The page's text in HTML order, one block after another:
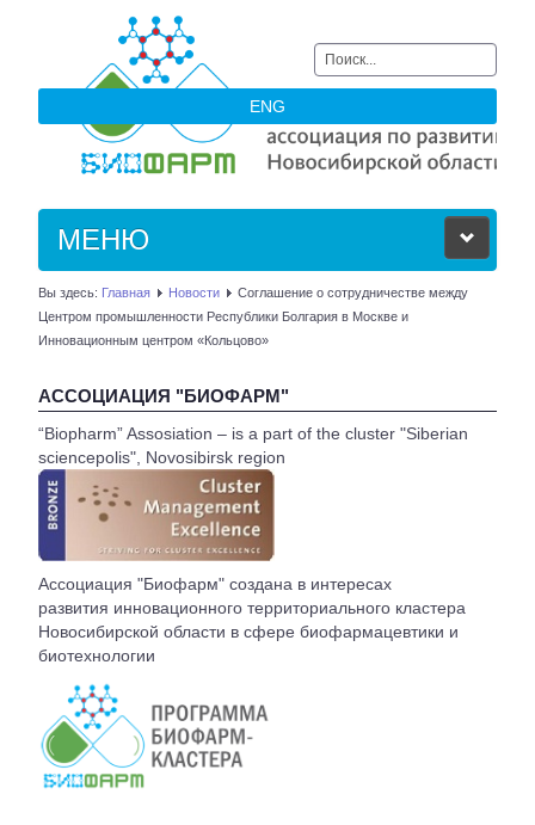
Искать...
ENG
МЕНЮ
ОБ АССОЦИАЦИИ
НОВОСТИ
АКТУАЛЬНОЕ
ВСТУПЛЕНИЕ
КОНТАКТЫ
БЮРО АССОЦИАЦИИ
Вы здесь: Главная Новости
Соглашение о сотрудничестве между
Центром промышленности Республики Болгария в Москве и
Инновационным центром «Кольцово»
АССОЦИАЦИЯ "БИОФАРМ"
“Biopharm” Assosiation – is a part of the cluster "Siberian
sciencepolis", Novosibirsk region
Ассоциация "Биофарм" создана в интересах
развития инновационного территориального кластера
Новосибирской области в сфере биофармацевтики и
биотехнологии